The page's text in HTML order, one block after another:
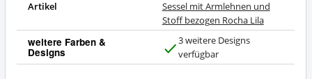
Artikel
Sessel mit Armlehnen und
Stoff bezogen Rocha Lila
weitere Farben &
Designs
a
3 weitere Designs
verfügbar